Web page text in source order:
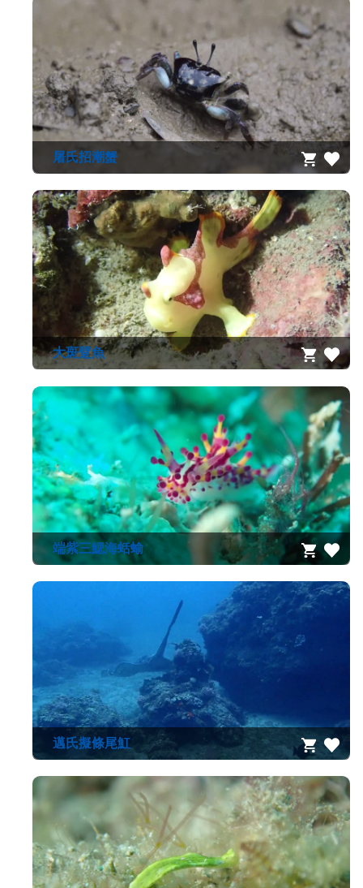
屠氏招潮蟹
大斑躄魚
端紫三鰓海蛞蝓
邁氏擬條尾魟